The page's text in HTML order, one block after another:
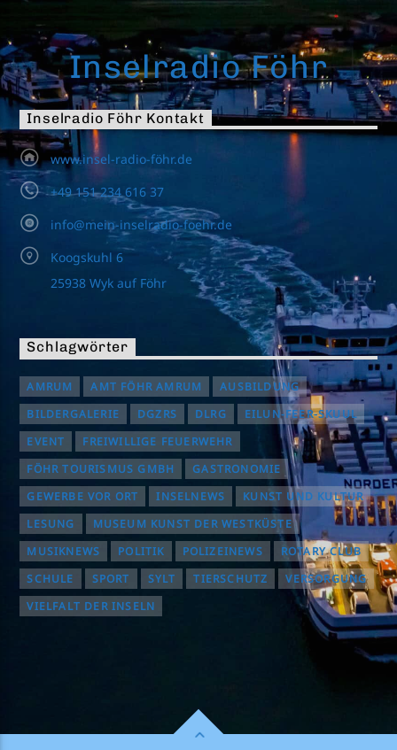
Inselradio Föhr
Inselradio Föhr Kontakt
www.insel-radio-föhr.de
+49 151 234 616 37
info@mein-inselradio-foehr.de
Koogskuhl 6
25938 Wyk auf Föhr
Schlagwörter
AMRUM AMT FÖHR AMRUM
AUSBILDUNG
BILDERGALERIE
DGZRS DLRG
EILUN-FEER-SKUUL
EVENT
FREIWILLIGE FEUERWEHR
FÖHR TOURISMUS GMBH
GASTRONOMIE
GEWERBE VOR ORT
INSELNEWS
KUNST UND KULTUR
LESUNG
MUSEUM KUNST DER WESTKÜSTE
MUSIKNEWS
POLITIK POLIZEINEWS
ROTARY CLUB
SCHULE
SPORT SYLT TIERSCHUTZ
VERSORGUNG
VIELFALT DER INSELN